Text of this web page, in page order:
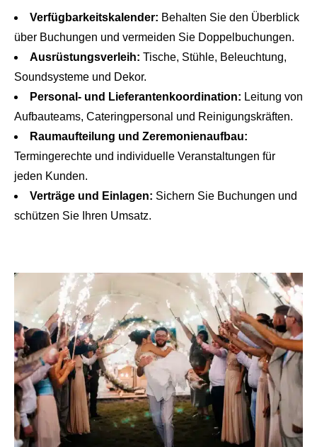
Verfügbarkeitskalender: Behalten Sie den Überblick
über Buchungen und vermeiden Sie Doppelbuchungen.
Ausrüstungsverleih: Tische, Stühle, Beleuchtung,
Soundsysteme und Dekor.
Personal- und Lieferantenkoordination: Leitung von
Aufbauteams, Cateringpersonal und Reinigungskräften.
Raumaufteilung und Zeremonienaufbau:
Termingerechte und individuelle Veranstaltungen für
jeden Kunden.
Verträge und Einlagen: Sichern Sie Buchungen und
schützen Sie Ihren Umsatz.